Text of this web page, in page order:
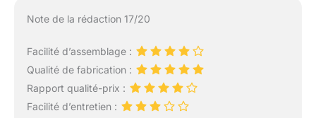
Note de la rédaction 17/20
Facilité d’assemblage :
Qualité de fabrication :
Rapport qualité-prix :
Facilité d’entretien :